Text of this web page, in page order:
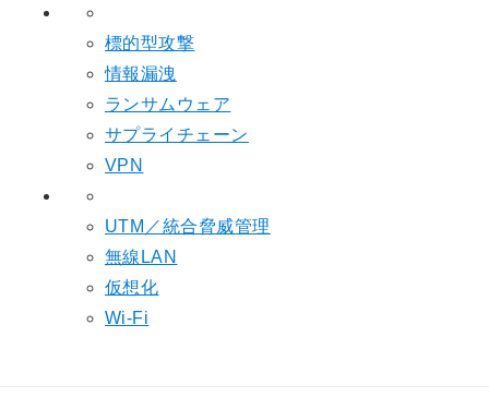
標的型攻撃
情報漏洩
ランサムウェア
サプライチェーン
VPN
UTM／統合脅威管理
無線LAN
仮想化
Wi-Fi